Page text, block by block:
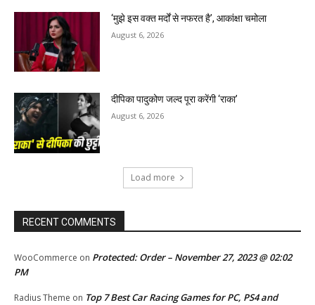
‘मुझे इस वक्त मर्दों से नफरत है’, आकांक्षा चमोला
August 6, 2026
दीपिका पादुकोण जल्द पूरा करेंगी ‘राका’
August 6, 2026
Load more
RECENT COMMENTS
WooCommerce on Protected: Order – November 27, 2023 @ 02:02
PM
Radius Theme on Top 7 Best Car Racing Games for PC, PS4 and